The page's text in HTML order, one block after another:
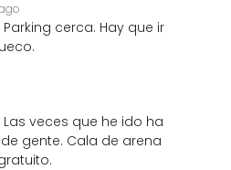
Parking cerca. Hay que ir
Las veces que he ido ha
gente. Cala de arena